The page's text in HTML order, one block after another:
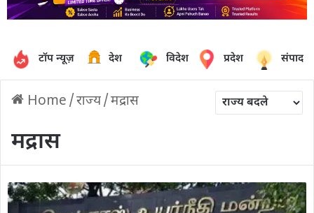
टॉप न्यूज़ देश विदेश प्रदेश
Home /राज्य/मद्रास
मद्रास